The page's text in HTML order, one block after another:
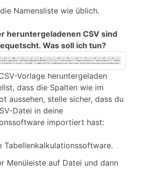
Namensliste wie üblich.
heruntergeladenen CSV sind
Was soll ich tun?
Vorlage heruntergeladen
dass die Spalten wie im
aussehen, stelle sicher, dass du
Datei in deine
importiert hast:
Tabellenkalkulationssoftware.
Menüleiste auf Datei und dann